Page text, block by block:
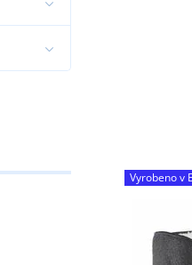
Vyrobeno v